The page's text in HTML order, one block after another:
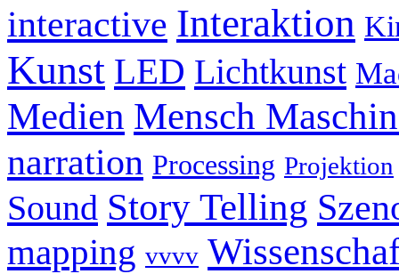
interactive Interaktion
Kunst LED Lichtkunst
Medien Mensch
narration Processing Projektion
Sound Story Telling
mapping vvvv